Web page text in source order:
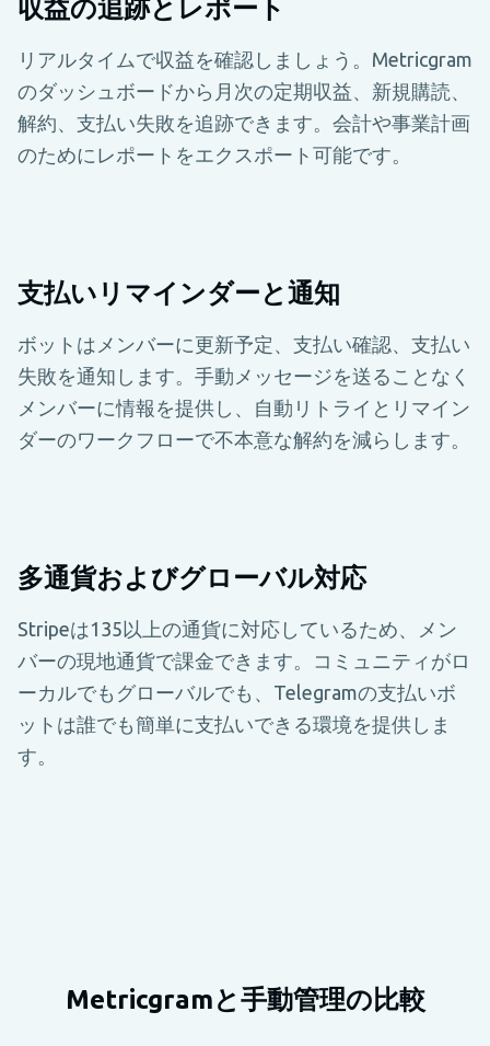
収益の追跡とレポート
リアルタイムで収益を確認しましょう。Metricgram
のダッシュボードから月次の定期収益、新規購読、
解約、支払い失敗を追跡できます。会計や事業計画
のためにレポートをエクスポート可能です。
支払いリマインダーと通知
ボットはメンバーに更新予定、支払い確認、支払い
失敗を通知します。手動メッセージを送ることなく
メンバーに情報を提供し、自動リトライとリマイン
ダーのワークフローで不本意な解約を減らします。
多通貨およびグローバル対応
Stripeは135以上の通貨に対応しているため、メン
バーの現地通貨で課金できます。コミュニティがロ
ーカルでもグローバルでも、Telegramの支払いボ
ットは誰でも簡単に支払いできる環境を提供しま
す。
Metricgramと手動管理の比較